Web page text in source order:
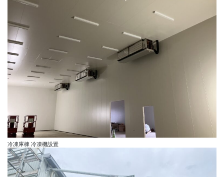
冷凍庫棟 冷凍機設置